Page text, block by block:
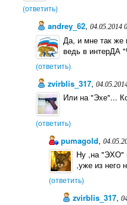
(ответить)
andrey_62,04.05.2014
Да, и мне так же
ведь в интерДА
(ответить)
zvirblis_317,
Или на "Эхе"...
(ответить)
pumagold,
Ну ,на "ЭХО"
,уже из него
(ответить)
zvirblis_317,